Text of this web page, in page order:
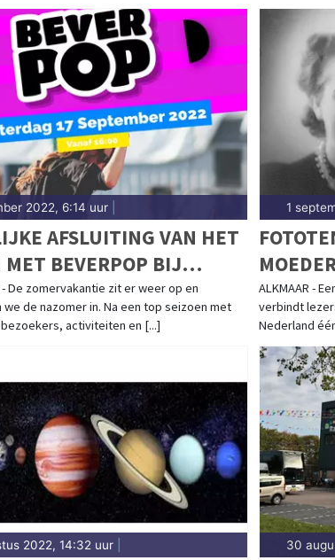
2022, 6:14 uur
AFSLUITING VAN HET
MET BEVERPOP BIJ
DE BEVER
- De zomervakantie zit er weer op en
we de nazomer in. Na een top seizoen met
activiteiten en [...]
1
ALKMAAR -
verbindt
Nederland
2022, 14:32 uur 30